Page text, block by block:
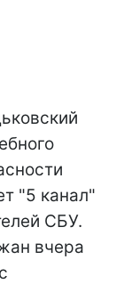
"5 канал"
СБУ.
вчера